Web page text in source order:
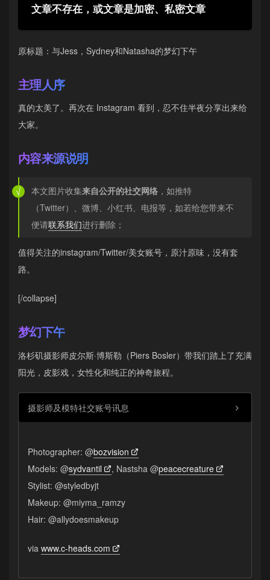
文章不存在，或文章是加密、私密文章
原标题：与Jess，Sydney和Natasha的梦幻下午
主理人序
真的太美了。再次在 Instagram 看到，忍不住半夜分享出来给
大家。
内容来源说明
本文图片收集来自公开的社交网络 ，如推特
（Twitter）、微博、小红书、电报等，如若给您带来不
便请联系我们进行删除；
值得关注的instagram/Twitter/美女账号，原汁原味，没有套
路。
[/collapse]
梦幻下午
洛杉矶摄影师皮尔斯·博斯勒（Piers Bosler）带我们踏上了充满
阳光，皮影戏，女性化和纯正的神奇旅程。
摄影师及模特社交账号讯息
Photographer: @bozvision
Models: @sydvantil , Nastsha @peacecreature
Stylist: @styledbyjt
Makeup: @miyma_ramzy
Hair: @allydoesmakeup
via www.c-heads.com